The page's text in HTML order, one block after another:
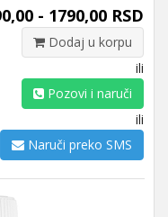
- 1790,00 RSD
Dodaj u korpu
ili
Pozovi i naruči
ili
Naruči preko SMS